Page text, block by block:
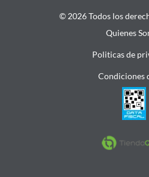
© 2026 Todos los
Quienes
Politicas de
Condiciones